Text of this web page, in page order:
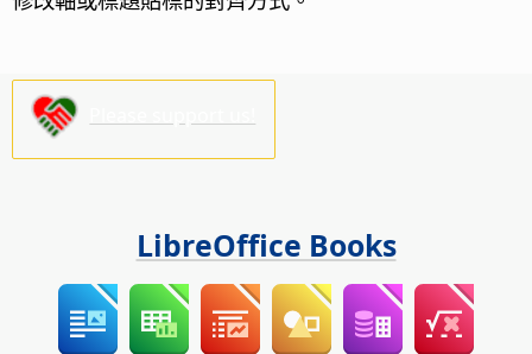
LibreOffice Books